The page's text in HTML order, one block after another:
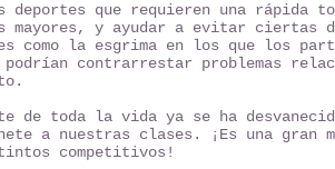
que requieren una rápida
mayores, y ayudar a evitar ciertas
como la esgrima en los que los
contrarrestar problemas
toda la vida ya se ha
a nuestras clases. ¡Es una gran
competitivos!